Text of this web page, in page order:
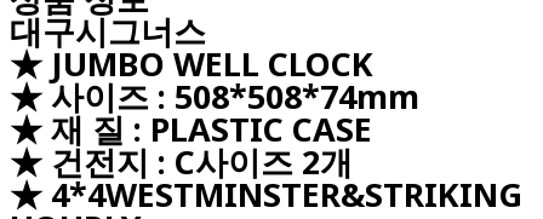
대구시그너스
★ JUMBO WELL CLOCK
★ 사이즈 : 508*508*74mm
★ 재 질 : PLASTIC CASE
★ 건전지 : C사이즈 2개
★ 4*4WESTMINSTER&STRIKING